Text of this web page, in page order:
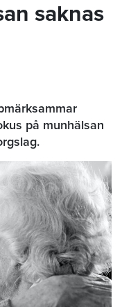
saknas
på munhälsan